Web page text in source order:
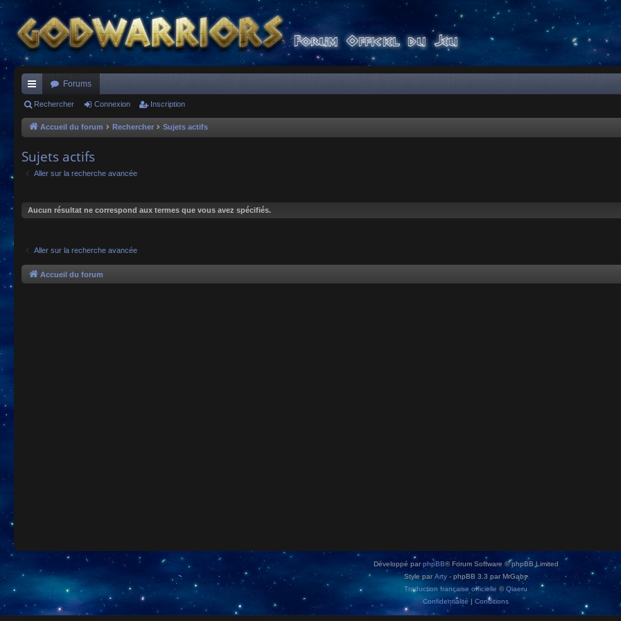
ac
co
Forums
Rechercher Connexion Inscription
Accueil du forum Rechercher Sujets actifs
Sujets actifs
Aller sur la recherche avancée
Aucun résultat ne correspond aux termes que vous avez spécifiés.
Aller sur la recherche avancée
Accueil du forum
Développé parphpBB® Forum Software © phpBB Limited
Style par Arty - phpBB 3.3 par MrGaby
Traduction française officielle ©Qiaeru
Confidentialité | Conditions